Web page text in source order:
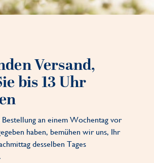
Versand,
bis 13 Uhr
an einem Wochentag vor
haben, bemühen wir uns, Ihr
desselben Tages